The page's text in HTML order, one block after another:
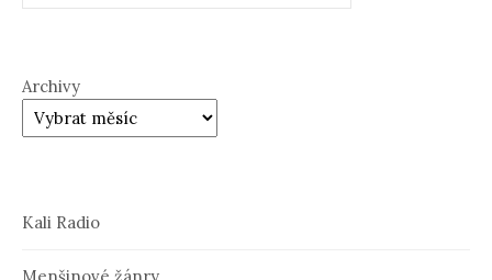
Archivy
Kali Radio
Menšinové žánry